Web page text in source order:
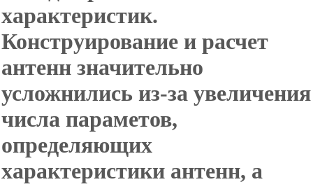
характеристик.
Конструирование и расчет
антенн значительно
усложнились из-за увеличения
числа параметов,
определяющих
характеристики антенн, а